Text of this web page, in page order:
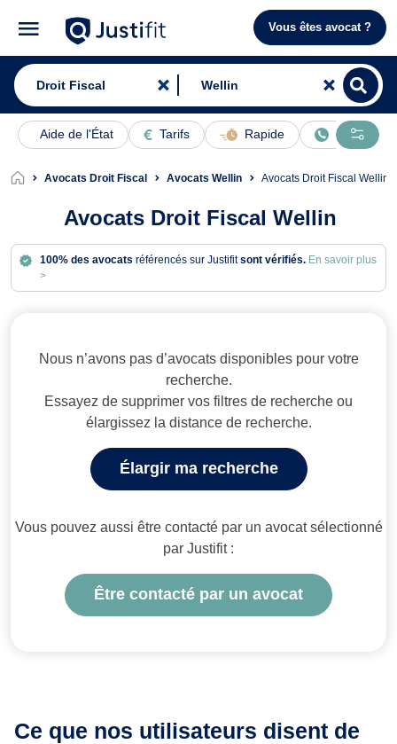
Vous êtes avocat ?
Aide de l'État Tarifs Rapide En ligne
Avocats Droit Fiscal Avocats Wellin Avocats Droit Fiscal Wellin
Avocats Droit Fiscal Wellin
100% des avocats référencés sur Justifitsont vérifiés. En savoir plus
>
Nous n’avons pas d’avocats disponibles pour votre
recherche.
Essayez de supprimer vos filtres de recherche ou
élargissez la distance de recherche.
Élargir ma recherche
Vous pouvez aussi être contacté par un avocat sélectionné
par Justifit :
Être contacté par un avocat
Ce que nos utilisateurs disent de